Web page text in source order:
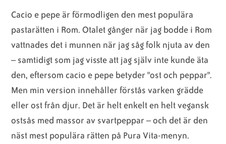
Cacio e pepe är förmodligen den mest populära
pastarätten i Rom. Otalet gånger när jag bodde i Rom
vattnades det i munnen när jag såg folk njuta av den
– samtidigt som jag visste att jag själv inte kunde äta
den, eftersom cacio e pepe betyder "ost och peppar".
Men min version innehåller förstås varken grädde
eller ost från djur. Det är helt enkelt en helt vegansk
ostsås med massor av svartpeppar – och det är den
näst mest populära rätten på Pura Vita-menyn.